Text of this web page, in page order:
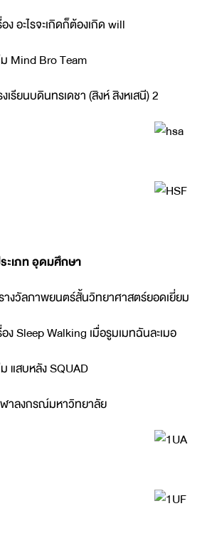
อง อะไรจะเกิดก็ต้องเกิด will
Mind Bro Team
งเรียนบดินทรเดชา (สิงห์ สิงหเสนี) 2
ะเภท อุดมศึกษา
างวัลภาพยนตร์สั้นวิทยาศาสตร์ยอดเยี่ยม
อง Sleep Walking เมื่อรูมเมทฉันละเมอ
แสบหลัง SQUAD
าลงกรณ์มหาวิทยาลัย